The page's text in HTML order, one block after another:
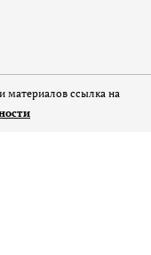
материалов ссылка на